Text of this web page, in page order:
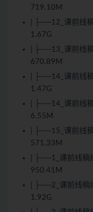
719.10M
| ├──12_课前线
1.67G
| ├──13_课前线
670.89M
| ├──14_课前线
1.47G
| ├──14_课前线
6.55M
| ├──15_课前线
571.33M
| ├──1_课前线稿
950.41M
| ├──2_课前线稿
1.92G